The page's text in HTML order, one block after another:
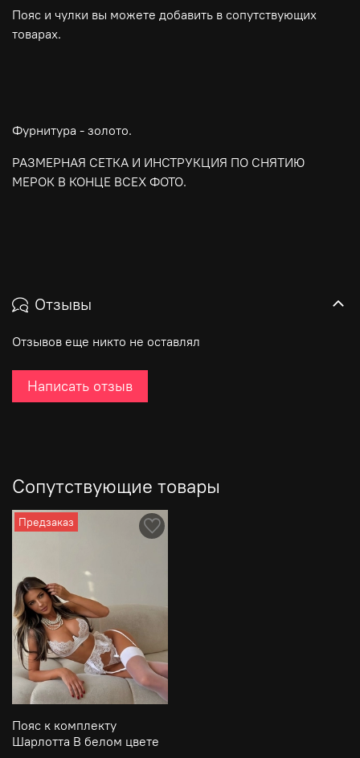
Пояс и чулки вы можете добавить в сопутствующих
товарах.
Фурнитура - золото.
РАЗМЕРНАЯ СЕТКА И ИНСТРУКЦИЯ ПО СНЯТИЮ
МЕРОК В КОНЦЕ ВСЕХ ФОТО.
Отзывы
Отзывов еще никто не оставлял
Написать отзыв
Сопутствующие товары
Предзаказ
Пояс к комплекту
Шарлотта В белом цвете